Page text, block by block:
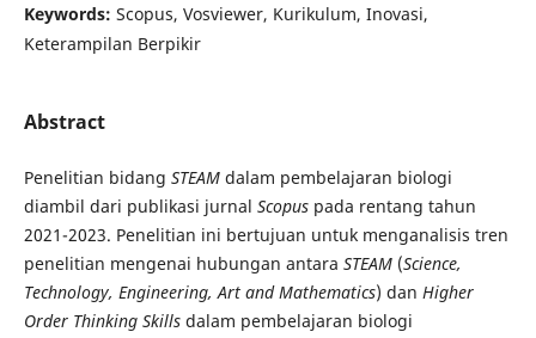
Keywords: Scopus, Vosviewer, Kurikulum, Inovasi,
Keterampilan Berpikir
Abstract
Penelitian bidang STEAMdalam pembelajaran biologi
diambil dari publikasi jurnal Scopuspada rentang tahun
2021-2023. Penelitian ini bertujuan untuk menganalisis tren
penelitian mengenai hubungan antara STEAM(Science,
Technology, Engineering, Art and Mathematics) dan Higher
Order Thinking Skillsdalam pembelajaran biologi